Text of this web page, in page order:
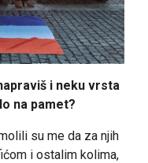
i neku vrsta
na pamet?
su me da za njih
i ostalim kolima,